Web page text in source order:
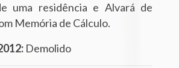
uma residência e Alvará de
Memória de Cálculo.
Demolido